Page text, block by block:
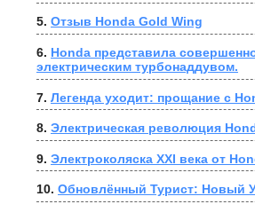
5. Отзыв Honda Gold Wing
6. Honda представила
электрическим турбонаддувом.
7. Легенда уходит: прощание с
8. Электрическая революция
9. Электроколяска XXI века от
10. Обновлённый Турист: Новый